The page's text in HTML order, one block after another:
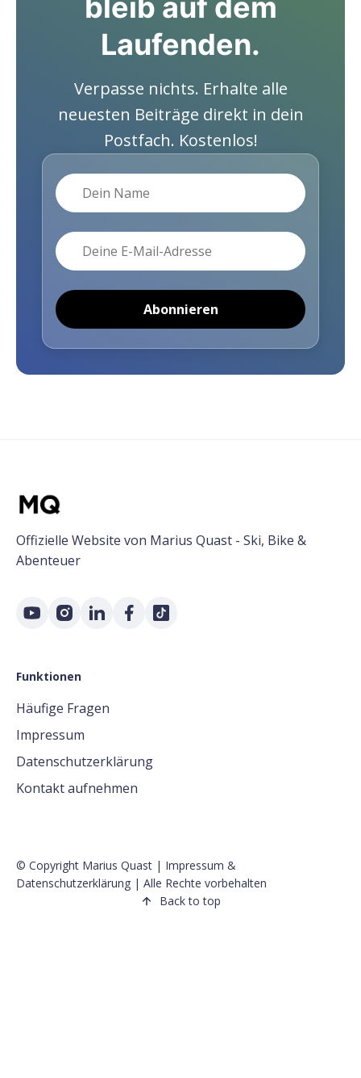
bleib auf dem
Laufenden.
Verpasse nichts. Erhalte alle
neuesten Beiträge direkt in dein
Postfach. Kostenlos!
Name
E-Mail
Abonnieren
Offizielle Website von Marius Quast - Ski, Bike &
Abenteuer
Funktionen
Häufige Fragen
Impressum
Datenschutzerklärung
Kontakt aufnehmen
© Copyright Marius Quast | Impressum &
Datenschutzerklärung | Alle Rechte vorbehalten
Back to top